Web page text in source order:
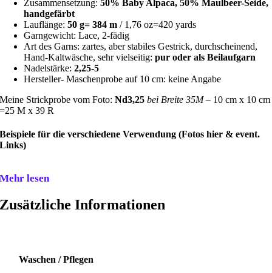
Zusammensetzung:50% Baby Alpaca, 50% Maulbeer-Seide,
handgefärbt
Lauflänge:50 g= 384 m/ 1,76 oz=420 yards
Garngewicht: Lace, 2-fädig
Art des Garns: zartes, aber stabiles Gestrick, durchscheinend,
Hand-Kaltwäsche, sehr vielseitig:pur oder alsBeilaufgarn
Nadelstärke:2,25-5
Hersteller- Maschenprobe auf 10 cm: keine Angabe
Meine Strickprobe vom Foto:Nd3,25bei Breite 35M– 10 cm x 10 cm
=25 M x 39 R
Beispiele für die verschiedene Verwendung (Fotos hier & event.
Links)
Mehr lesen
Zusätzliche Informationen
Waschen / Pflegen